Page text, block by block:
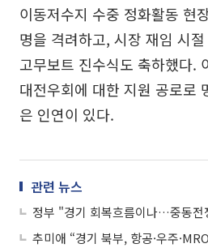
이동저수지 수중 정화활동 현
명을 격려하고, 시장 재임 시
고무보트 진수식도 축하했다.
대전우회에 대한 지원 공로로
은 인연이 있다.
관련 뉴스
정부 "경기 회복흐름이나…중동전
추미애 “경기 북부, 항공·우주